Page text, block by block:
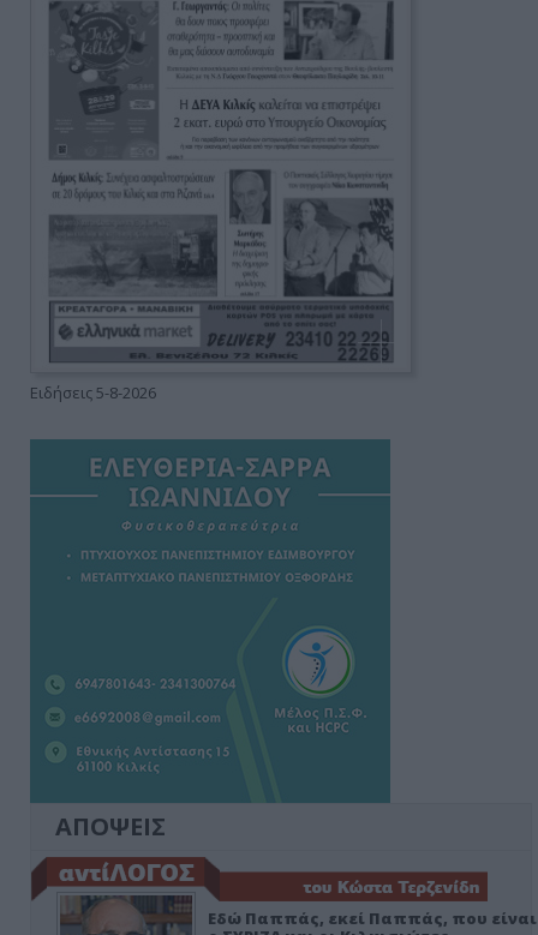
Ειδήσεις 5-8-2026
ΑΠΟΨΕΙΣ
Εδώ Παππάς, εκεί Παππάς, που είναι